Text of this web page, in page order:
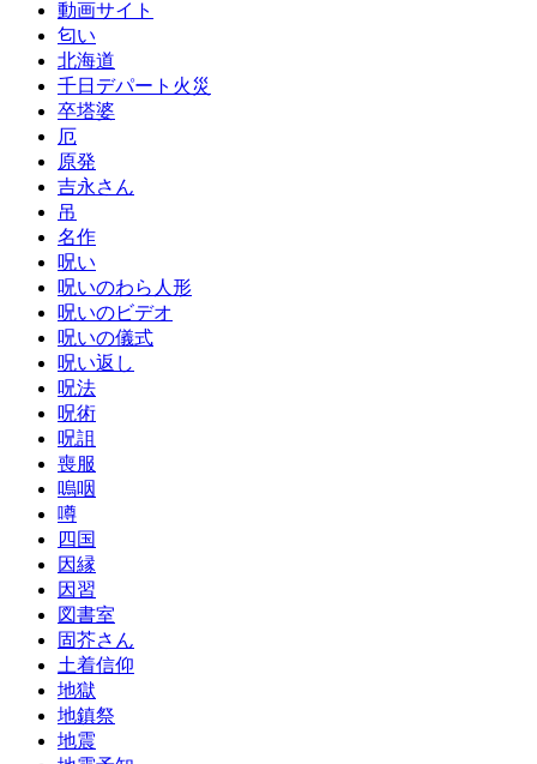
動画サイト
匂い
北海道
千日デパート火災
卒塔婆
厄
原発
吉永さん
吊
名作
呪い
呪いのわら人形
呪いのビデオ
呪いの儀式
呪い返し
呪法
呪術
呪詛
喪服
嗚咽
噂
四国
因縁
因習
図書室
固芥さん
土着信仰
地獄
地鎮祭
地震